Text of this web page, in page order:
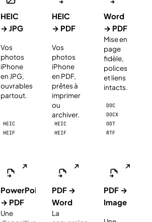
HEIC
→ JPG
Vos
photos
iPhone
en JPG,
ouvrables
partout.
HEIC
HEIF
HEIC
→ PDF
Vos
photos
iPhone
en PDF,
prêtes à
imprimer
ou
archiver.
HEIC
HEIF
Word
→ PDF
Mise en
page
fidèle,
polices
et liens
intacts.
DOC
DOCX
ODT
RTF
PowerPoint
→ PDF
Une
PDF →
Word
La
PDF →
Image